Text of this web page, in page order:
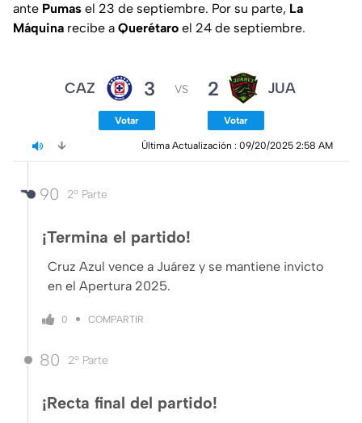
ante Pumas el 23 de septiembre. Por su parte, La
Máquina recibe a Querétaro el 24 de septiembre.
CAZ 3
Votar
VS 2 JUA
Votar
Última Actualización : 09/20/2025 2:58 AM
90 2º Parte
¡Termina el partido!
Cruz Azul vence a Juárez y se mantiene invicto
en el Apertura 2025.
0 COMPARTIR
80 2º Parte
¡Recta final del partido!